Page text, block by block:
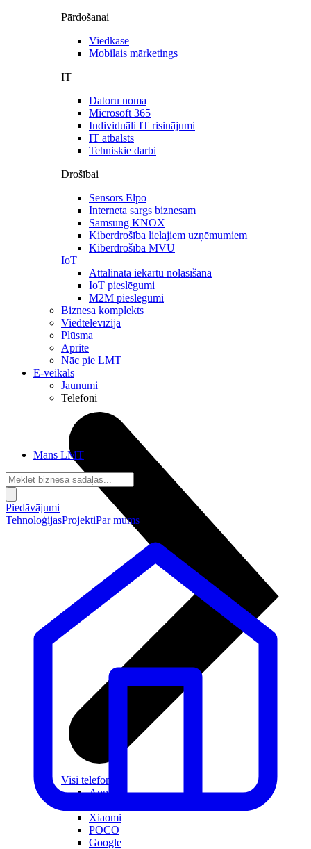
Pārdošanai
Viedkase
Mobilais mārketings
IT
Datoru noma
Microsoft 365
Individuāli IT risinājumi
IT atbalsts
Tehniskie darbi
Drošībai
Sensors Elpo
Interneta sargs biznesam
Samsung KNOX
Kiberdrošība lielajiem uzņēmumiem
Kiberdrošība MVU
IoT
Attālinātā iekārtu nolasīšana
IoT pieslēgumi
M2M pieslēgumi
Biznesa komplekts
Viedtelevīzija
Plūsma
Aprite
Nāc pie LMT
E-veikals
Jaunumi
Telefoni
Visi telefoni
Apple
Xiaomi
POCO
Google
Mans LMT
Piedāvājumi
TehnoloģijasProjektiPar mums